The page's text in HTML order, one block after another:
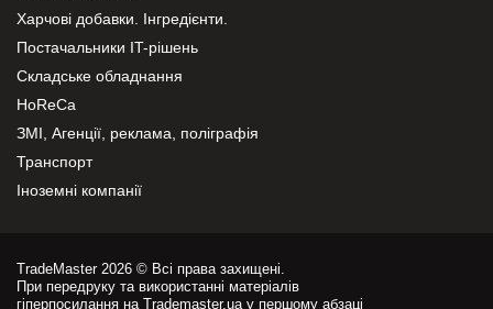
Харчові добавки. Інгредієнти.
Постачальники IT-рішень
Складське обладнання
HoReCa
ЗМІ, Агенції, реклама, поліграфія
Транспорт
Іноземні компанії
TradeMaster 2026 © Всі права захищені.
При передруку та використанні матеріалів
гіперпосилання на Trademaster.ua у першому абзаці